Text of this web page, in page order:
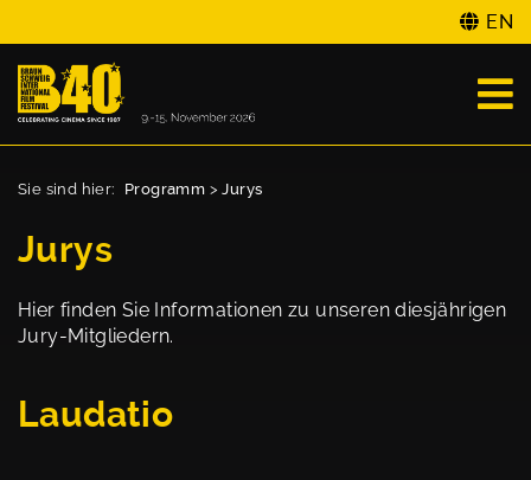
EN
Sie sind hier: Programm >Jurys
Jurys
Hier finden Sie Informationen zu unseren diesjährigen
Jury-Mitgliedern.
Laudatio